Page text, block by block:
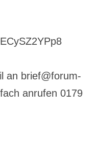
an brief@forum-
anrufen 0179